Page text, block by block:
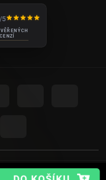
/5
NASTAVENÍ COOKIES